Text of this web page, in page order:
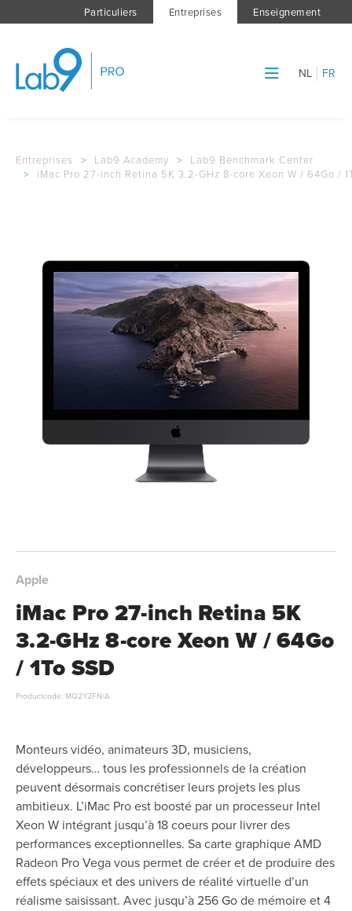
Particuliers Entreprises Enseignement
NL FR
Entreprises > Lab9 Academy >
Lab9 Benchmark Center
>
iMac Pro 27-inch Retina 5K 3.2-GHz 8-core Xeon W / 64Go /
Apple
iMac Pro 27-inch Retina 5K
3.2-GHz 8-core Xeon W / 64Go
/ 1To SSD
Productcode: MQ2Y2FN/A
Monteurs vidéo, animateurs 3D, musiciens,
développeurs… tous les professionnels de la création
peuvent désormais concrétiser leurs projets les plus
ambitieux. L’iMac Pro est boosté par un processeur Intel
Xeon W intégrant jusqu’à 18 coeurs pour livrer des
performances exceptionnelles. Sa carte graphique AMD
Radeon Pro Vega vous permet de créer et de produire des
effets spéciaux et des univers de réalité virtuelle d’un
réalisme saisissant. Avec jusqu’à 256 Go de mémoire et 4